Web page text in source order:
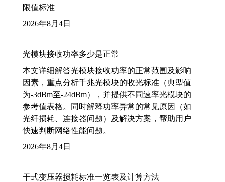
限值标准
2026年8月4日
光模块接收功率多少是正常
本文详细解答光模块接收功率的正常范围及影响
因素，重点分析千兆光模块的收光标准（典型值
为-3dBm至-24dBm），并提供不同速率光模块的
参考值表格。同时解释功率异常的常见原因（如
光纤损耗、连接器问题）及解决方案，帮助用户
快速判断网络性能问题。
2026年8月4日
干式变压器损耗标准一览表及计算方法